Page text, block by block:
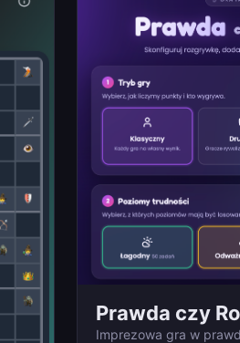
Prawda czy
Imprezowa gra w